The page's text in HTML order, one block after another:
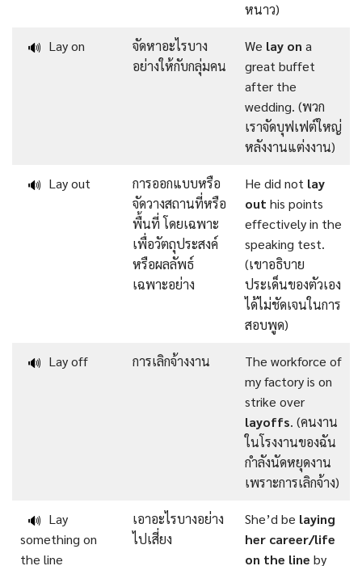
หนาว)
🔊 Lay on
จัดหาอะไรบาง
อย่างให้กับกลุ่มคน
We lay on a
great buffet
after the
wedding. (พวก
เราจัดบุฟเฟต์ใหญ่
หลังงานแต่งงาน)
🔊 Lay out
การออกแบบหรือ
จัดวางสถานที่หรือ
พื้นที่ โดยเฉพาะ
เพื่อวัตถุประสงค์
หรือผลลัพธ์
เฉพาะอย่าง
He did not lay
out his points
effectively in the
speaking test.
(เขาอธิบาย
ประเด็นของตัวเอง
ได้ไม่ชัดเจนในการ
สอบพูด)
🔊 Lay off การเลิกจ้างงาน
The workforce of
my factory is on
strike over
layoffs. (คนงาน
ในโรงงานของฉัน
กำลังนัดหยุดงาน
เพราะการเลิกจ้าง)
🔊 Lay
something on
the line
เอาอะไรบางอย่าง
ไปเสี่ยง
She’d be laying
her career/life
on the line by